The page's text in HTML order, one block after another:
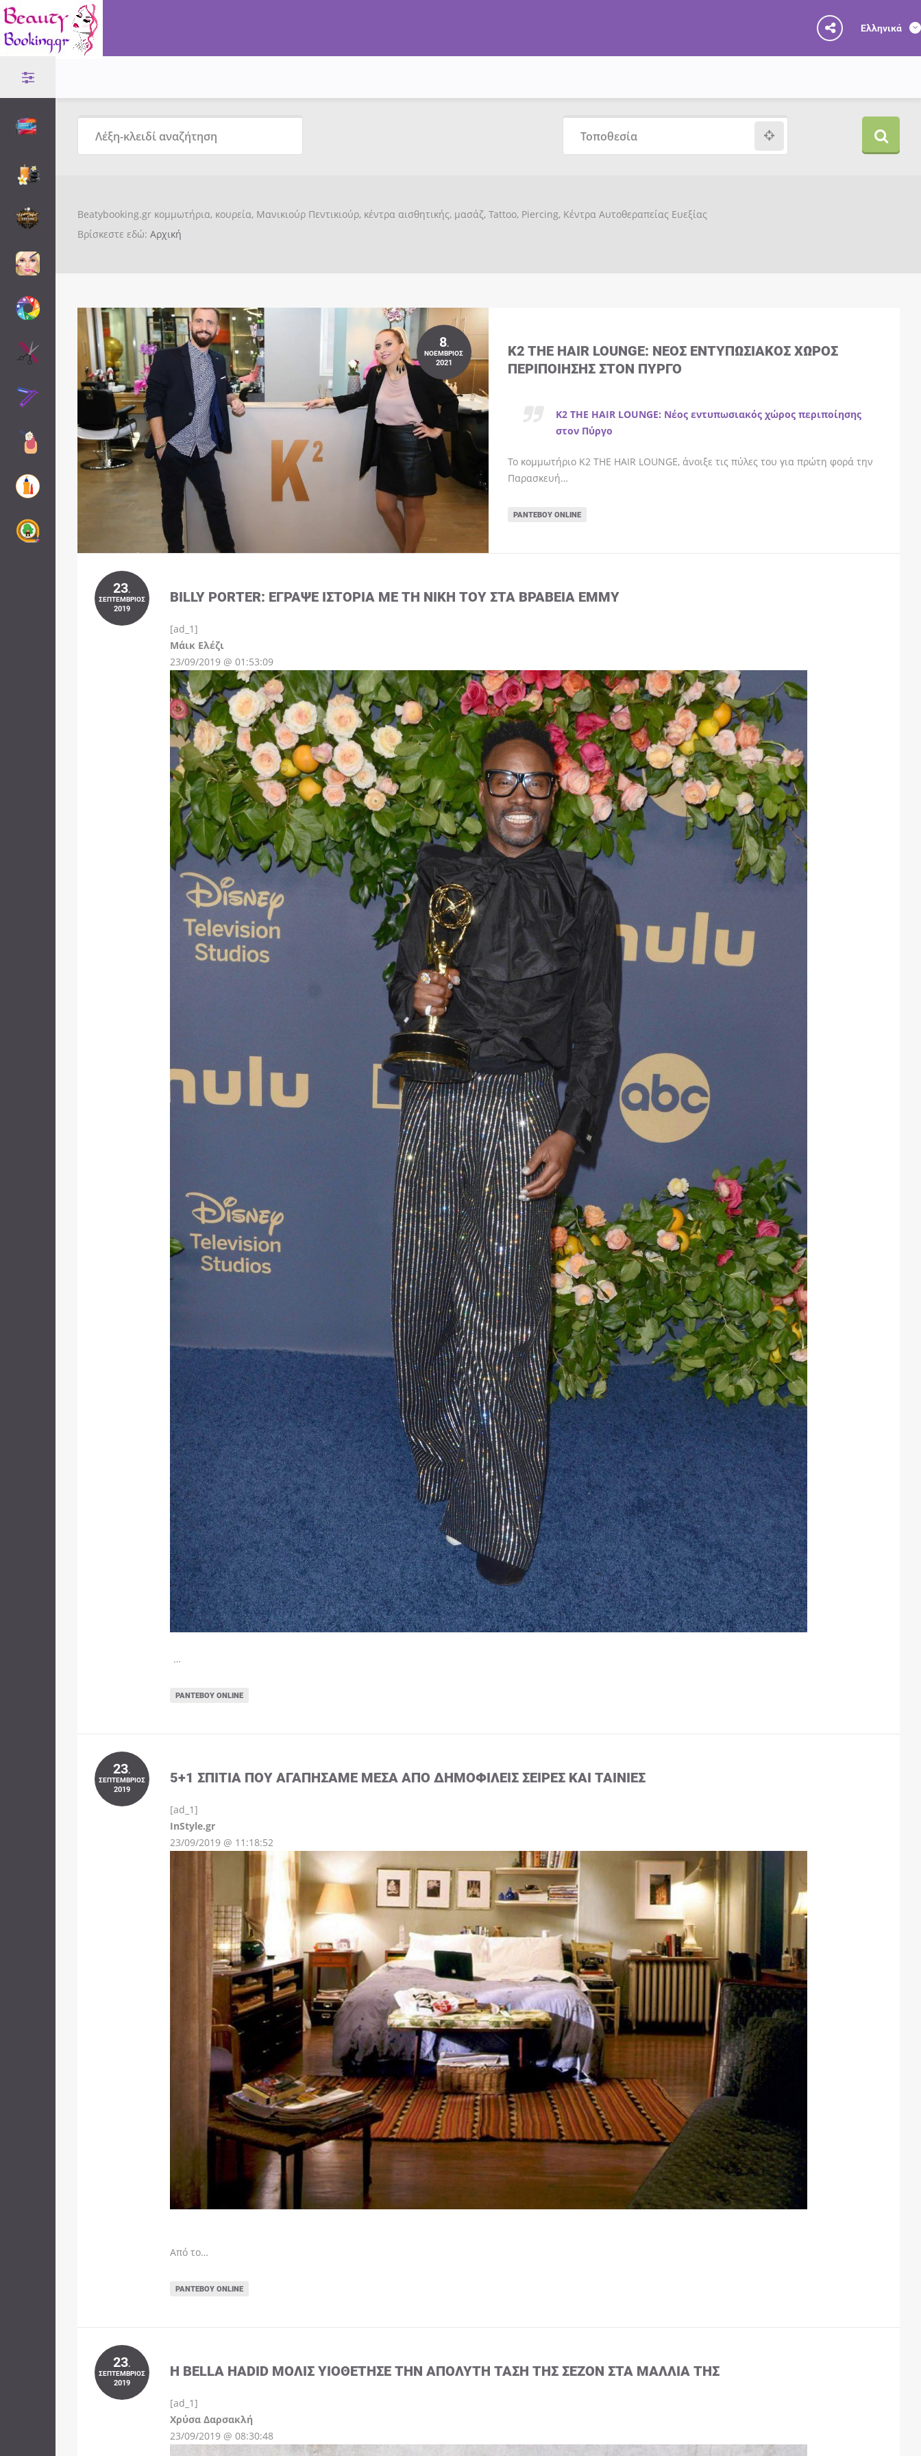
Ελληνικά
Beatybooking.gr κομμωτήρια, κουρεία, Μανικιούρ Πεντικιούρ, κέντρα αισθητικής, μασάζ, Tattoo, Piercing, Κέντρα Αυτοθεραπείας Ευεξίας
Βρίσκεστε εδώ: Αρχική
8.
ΝΟΈΜΒΡΙΟΣ
2021
K2 THE HAIR LOUNGE: ΝΈΟΣ ΕΝΤΥΠΩΣΙΑΚΌΣ ΧΏΡΟΣ
ΠΕΡΙΠΟΊΗΣΗΣ ΣΤΟΝ ΠΎΡΓΟ
K2 THE HAIR LOUNGE: Νέος εντυπωσιακός χώρος περιποίησης
στον Πύργο
Το κομμωτήριο K2 THE HAIR LOUNGE, άνοιξε τις πύλες του για πρώτη φορά την
Παρασκευή…
ΡΑΝΤΕΒΟΎ ONLINE
23.
ΣΕΠΤΈΜΒΡΙΟΣ
2019
BILLY PORTER: ΈΓΡΑΨΕ ΙΣΤΟΡΊΑ ΜΕ ΤΗ ΝΊΚΗ ΤΟΥ ΣΤΑ ΒΡΑΒΕΊΑ EMMY
[ad_1]
Μάικ ΕλέζιInstagram
23/09/2019 @ 01:53:09
…
ΡΑΝΤΕΒΟΎ ONLINE
23.
ΣΕΠΤΈΜΒΡΙΟΣ
2019
5+1 ΣΠΊΤΙΑ ΠΟΥ ΑΓΑΠΉΣΑΜΕ ΜΈΣΑ ΑΠΌ ΔΗΜΟΦΙΛΕΊΣ ΣΕΙΡΈΣ ΚΑΙ ΤΑΙΝΊΕΣ
[ad_1]
InStyle.gr
23/09/2019 @ 11:18:52
Από το…
ΡΑΝΤΕΒΟΎ ONLINE
23.
ΣΕΠΤΈΜΒΡΙΟΣ
2019
Η BELLA HADID ΜΌΛΙΣ ΥΙΟΘΈΤΗΣΕ ΤΗΝ ΑΠΌΛΥΤΗ ΤΆΣΗ ΤΗΣ ΣΕΖΌΝ ΣΤΑ ΜΑΛΛΙΆ ΤΗΣ
[ad_1]
Χρύσα ΔαρσακλήInstagram
23/09/2019 @ 08:30:48